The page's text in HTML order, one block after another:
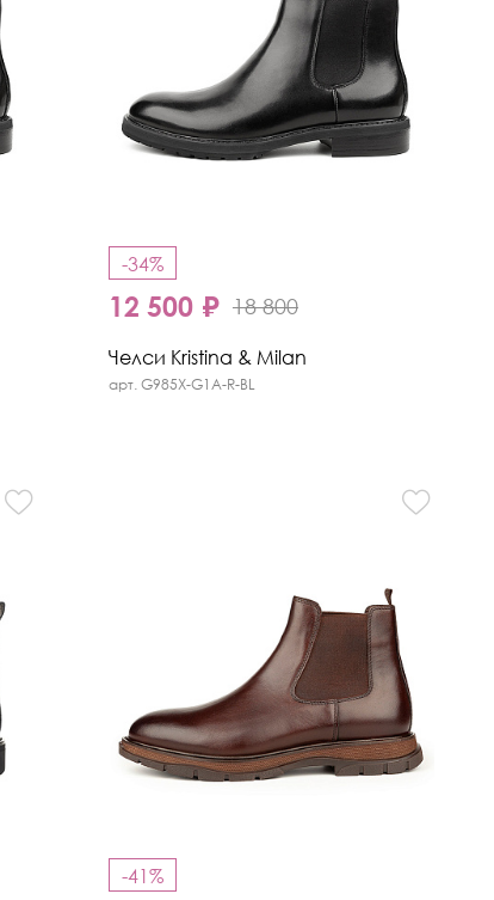
-34%
12 500 ₽ 18 800
Челси Kristina & Milan
арт. G985X-G1A-R-BL
-41%